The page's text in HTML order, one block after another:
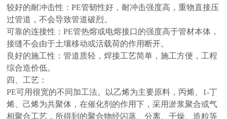
较好的耐冲击性：PE管韧性好，耐冲击强度高，重物直接压
过管道，不会导致管道破烈。
可靠的连接性：PE管热熔或电熔接口的强度高于管材本体，
接缝不会由于土壤移动或活载荷的作用断开。
良好的施工性：管道质轻，焊接工艺简单，施工方便，工程
综合造价低。
四、 工艺：
PE可用很宽的不同加工法。以乙烯为主要原料，丙烯、1-丁
烯、己烯为共聚体，在催化剂的作用下，采用淤浆聚合或气
相聚合工艺，所得到的聚合物经闪蒸、分离、干燥、造粒等